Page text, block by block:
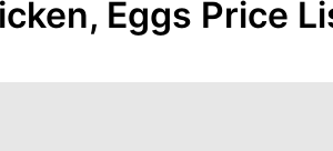
Eggs Price